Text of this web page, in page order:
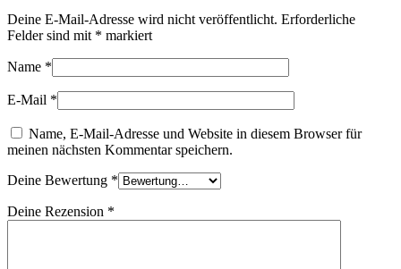
Deine E-Mail-Adresse wird nicht veröffentlicht. Erforderliche
Felder sind mit * markiert
Name *
E-Mail *
Name, E-Mail-Adresse und Website in diesem Browser für
meinen nächsten Kommentar speichern.
Deine Bewertung *
Deine Rezension *